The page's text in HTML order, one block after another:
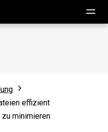
effizient
minimieren